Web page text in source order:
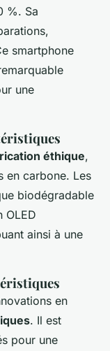
%. Sa
smartphone
une
éthique,
en carbone. Les
biodégradable
OLED
ainsi à une
en
. Il est
pour une